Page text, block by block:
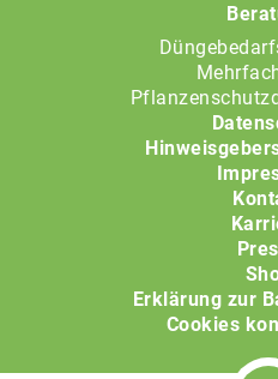
Erklärung zur
Cookies